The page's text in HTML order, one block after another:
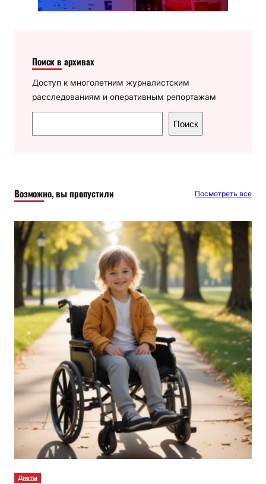
Поиск в архивах
Доступ к многолетним журналистским
расследованиям и оперативным репортажам
о
Поиск
Возможно, вы пропустили Посмотреть все
Диеты